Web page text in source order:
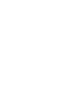
Wedding Wear